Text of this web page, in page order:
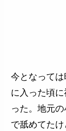
今となって
に入った頃
った。地元
で舐めてたけ